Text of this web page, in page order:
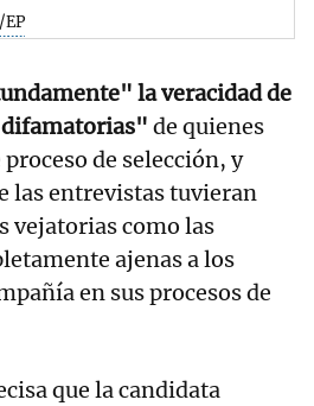
la veracidad de
difamatorias" de quienes
de selección, y
las entrevistas tuvieran
vejatorias como las
ajenas a los
en sus procesos de
que la candidata